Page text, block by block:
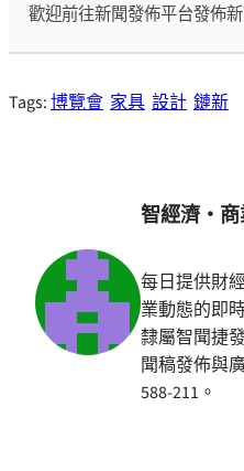
歡迎前往新聞發佈平台發佈
Tags:博覽會 家具 設計 鏈新
智經濟・
每日提供財
業動態的即
隸屬智聞捷
聞稿發佈與
588-211。